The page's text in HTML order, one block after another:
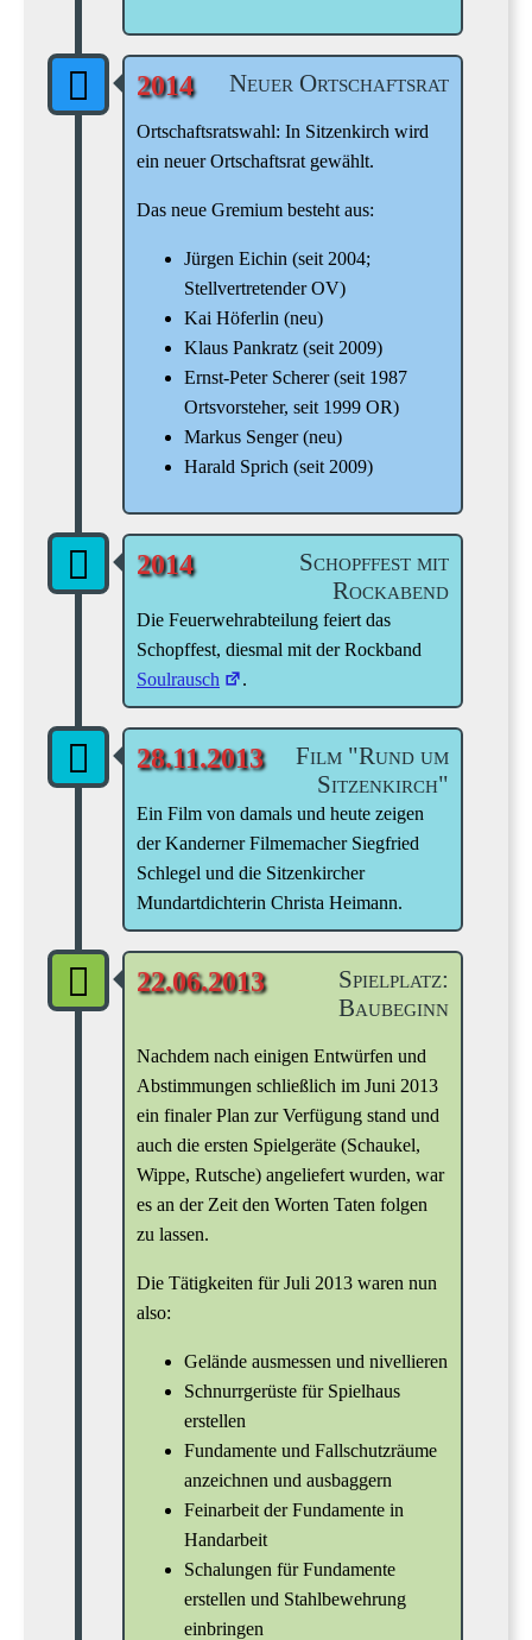
2014 Neuer Ortschaftsrat
Ortschaftsratswahl: In Sitzenkirch wird
ein neuer Ortschaftsrat gewählt.
Das neue Gremium besteht aus:
Jürgen Eichin (seit 2004;
Stellvertretender OV)
Kai Höferlin (neu)
Klaus Pankratz (seit 2009)
Ernst-Peter Scherer (seit 1987
Ortsvorsteher, seit 1999 OR)
Markus Senger (neu)
Harald Sprich (seit 2009)
2014
Schopffest mit
Rockabend
Die Feuerwehrabteilung feiert das
Schopffest, diesmal mit der Rockband
Soulrausch
.
28.11.2013
Film "Rund um
Sitzenkirch"
Ein Film von damals und heute zeigen
der Kanderner Filmemacher Siegfried
Schlegel und die Sitzenkircher
Mundartdichterin Christa Heimann.
22.06.2013
Spielplatz:
Baubeginn
Nachdem nach einigen Entwürfen und
Abstimmungen schließlich im Juni 2013
ein finaler Plan zur Verfügung stand und
auch die ersten Spielgeräte (Schaukel,
Wippe, Rutsche) angeliefert wurden, war
es an der Zeit den Worten Taten folgen
zu lassen.
Die Tätigkeiten für Juli 2013 waren nun
also:
Gelände ausmessen und nivellieren
Schnurrgerüste für Spielhaus
erstellen
Fundamente und Fallschutzräume
anzeichnen und ausbaggern
Feinarbeit der Fundamente in
Handarbeit
Schalungen für Fundamente
erstellen und Stahlbewehrung
einbringen